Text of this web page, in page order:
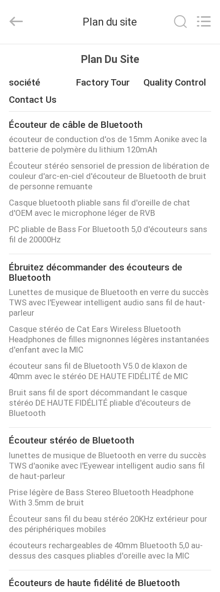
PRODUITS
AU
SUJET
DE
NOUS
VISITE
D'USINE
CONTRÔLE
DE
QUALITÉ
CONTACTEZ-
NOUS
DEMANDEZ
UNE
CITATION
DU
SITE
PRIVACY
POLICY
Electronics
Co,ltd.
Reserved.
Plan du site
Plan Du Site
société Factory Tour
Quality Control
Contact Us
Écouteur de câble de Bluetooth
écouteur de conduction d'os de 15mm Aonike avec la
batterie de polymère du lithium 120mAh
Écouteur stéréo sensoriel de pression de libération de
couleur d'arc-en-ciel d'écouteur de Bluetooth de bruit
de personne remuante
Casque bluetooth pliable sans fil d'oreille de chat
d'OEM avec le microphone léger de RVB
PC pliable de Bass For Bluetooth 5,0 d'écouteurs sans
fil de 20000Hz
Ébruitez décommander des écouteurs de
Bluetooth
Lunettes de musique de Bluetooth en verre du succès
TWS avec l'Eyewear intelligent audio sans fil de haut-
parleur
Casque stéréo de Cat Ears Wireless Bluetooth
Headphones de filles mignonnes légères instantanées
d'enfant avec la MIC
écouteur sans fil de Bluetooth V5.0 de klaxon de
40mm avec le stéréo DE HAUTE FIDÉLITÉ de MIC
Bruit sans fil de sport décommandant le casque
stéréo DE HAUTE FIDÉLITÉ pliable d'écouteurs de
Bluetooth
Écouteur stéréo de Bluetooth
lunettes de musique de Bluetooth en verre du succès
TWS d'aonike avec l'Eyewear intelligent audio sans fil
de haut-parleur
Prise légère de Bass Stereo Bluetooth Headphone
With 3.5mm de bruit
Écouteur sans fil du beau stéréo 20KHz extérieur pour
des périphériques mobiles
écouteurs rechargeables de 40mm Bluetooth 5,0 au-
dessus des casques pliables d'oreille avec la MIC
Écouteurs de haute fidélité de Bluetooth